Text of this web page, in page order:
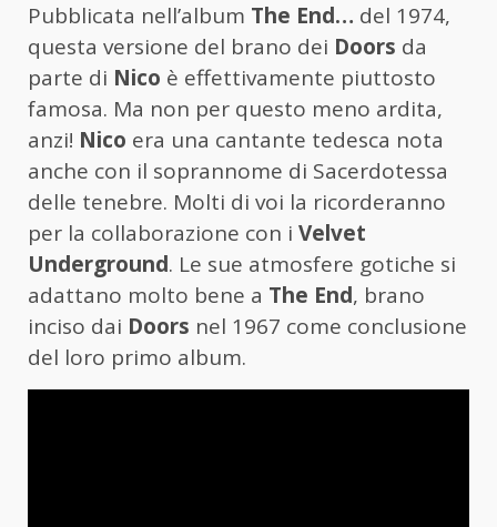
Pubblicata nell’album The End… del 1974,
questa versione del brano dei Doors da
parte di Nico è effettivamente piuttosto
famosa. Ma non per questo meno ardita,
anzi! Nico era una cantante tedesca nota
anche con il soprannome di Sacerdotessa
delle tenebre. Molti di voi la ricorderanno
per la collaborazione con i Velvet
Underground. Le sue atmosfere gotiche si
adattano molto bene a The End, brano
inciso dai Doors nel 1967 come conclusione
del loro primo album.